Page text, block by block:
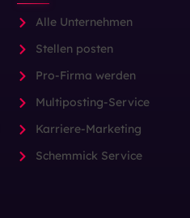
Alle Unternehmen
Stellen posten
Pro-Firma werden
Multiposting-Service
Karriere-Marketing
Schemmick Service